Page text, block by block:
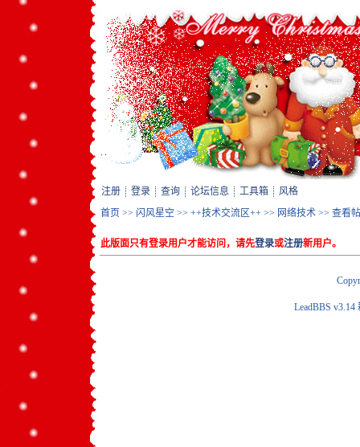
注册 登录 查询 论坛信息 工具箱
风格
首页 >> 闪风星空 >> ++技术交流区++ >> 网络技术 >> 查看
此版面只有登录用户才能访问，请先登录或注册新用户。
LeadBBS v3.14